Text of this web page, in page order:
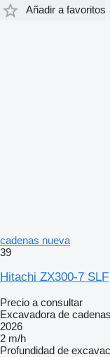
Añadir a favoritos
cadenas nueva
39
Hitachi ZX300-7 SLF
Precio a consultar
Excavadora de cadenas
2026
2 m/h
Profundidad de